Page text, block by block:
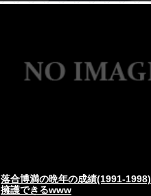
落合博満の晩年の成績(1991-
擁護できるwww